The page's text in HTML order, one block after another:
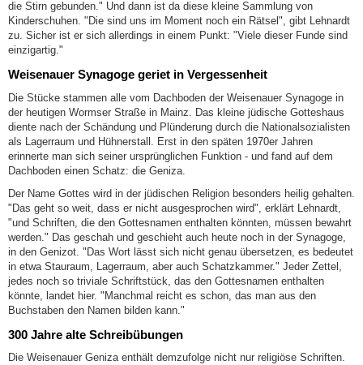
die Stirn gebunden." Und dann ist da diese kleine Sammlung von
Kinderschuhen. "Die sind uns im Moment noch ein Rätsel", gibt Lehnardt
zu. Sicher ist er sich allerdings in einem Punkt: "Viele dieser Funde sind
einzigartig."
Weisenauer Synagoge geriet in Vergessenheit
Die Stücke stammen alle vom Dachboden der Weisenauer Synagoge in
der heutigen Wormser Straße in Mainz. Das kleine jüdische Gotteshaus
diente nach der Schändung und Plünderung durch die Nationalsozialisten
als Lagerraum und Hühnerstall. Erst in den späten 1970er Jahren
erinnerte man sich seiner ursprünglichen Funktion - und fand auf dem
Dachboden einen Schatz: die Geniza.
Der Name Gottes wird in der jüdischen Religion besonders heilig gehalten.
"Das geht so weit, dass er nicht ausgesprochen wird", erklärt Lehnardt,
"und Schriften, die den Gottesnamen enthalten könnten, müssen bewahrt
werden." Das geschah und geschieht auch heute noch in der Synagoge,
in den Genizot. "Das Wort lässt sich nicht genau übersetzen, es bedeutet
in etwa Stauraum, Lagerraum, aber auch Schatzkammer." Jeder Zettel,
jedes noch so triviale Schriftstück, das den Gottesnamen enthalten
könnte, landet hier. "Manchmal reicht es schon, das man aus den
Buchstaben den Namen bilden kann."
300 Jahre alte Schreibübungen
Die Weisenauer Geniza enthält demzufolge nicht nur religiöse Schriften.